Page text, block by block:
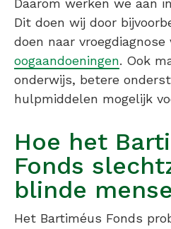
Daarom werken we aan
Dit doen wij door
doen naar vroegdiagnose
oogaandoeningen. Ook
onderwijs, betere
hulpmiddelen mogelijk
Hoe het
Fonds
blinde
Het Bartiméus Fonds